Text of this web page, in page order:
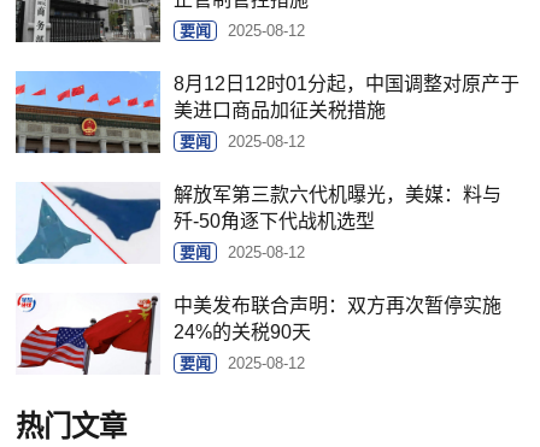
要闻 2025-08-12
8月12日12时01分起，中国调整对原产于
美进口商品加征关税措施
要闻 2025-08-12
解放军第三款六代机曝光，美媒：料与
歼-50角逐下代战机选型
要闻 2025-08-12
中美发布联合声明：双方再次暂停实施
24%的关税90天
要闻 2025-08-12
热门文章